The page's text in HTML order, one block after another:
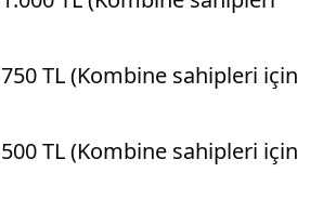
750 TL (Kombine sahipleri için
500 TL (Kombine sahipleri için